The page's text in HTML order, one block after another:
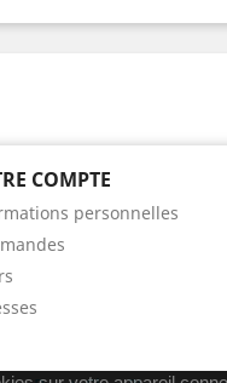
COMPTE
personnelles